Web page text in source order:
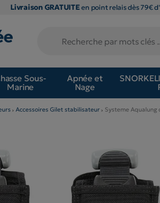
Livraison GRATUITEen point relais dès 79€
Sous-
Marine
Apnée et
Nage
Accessoires Gilet stabilisateur Systeme Aqualung